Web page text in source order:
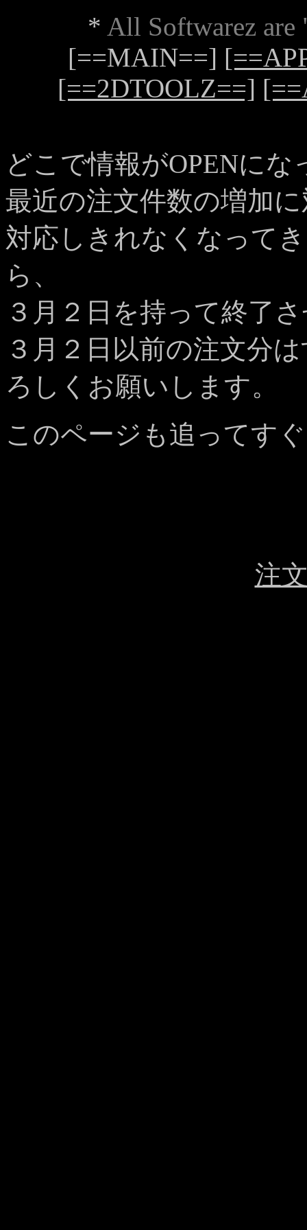
* All Softwarez
[==MAIN==]
[==2DTOOLZ==]
どこで情報がOPENに
最近の注文件数の増加
対応しきれなくなって
ら、
３月２日を持って終了
３月２日以前の注文分
ろしくお願いします。
このページも追ってす
注